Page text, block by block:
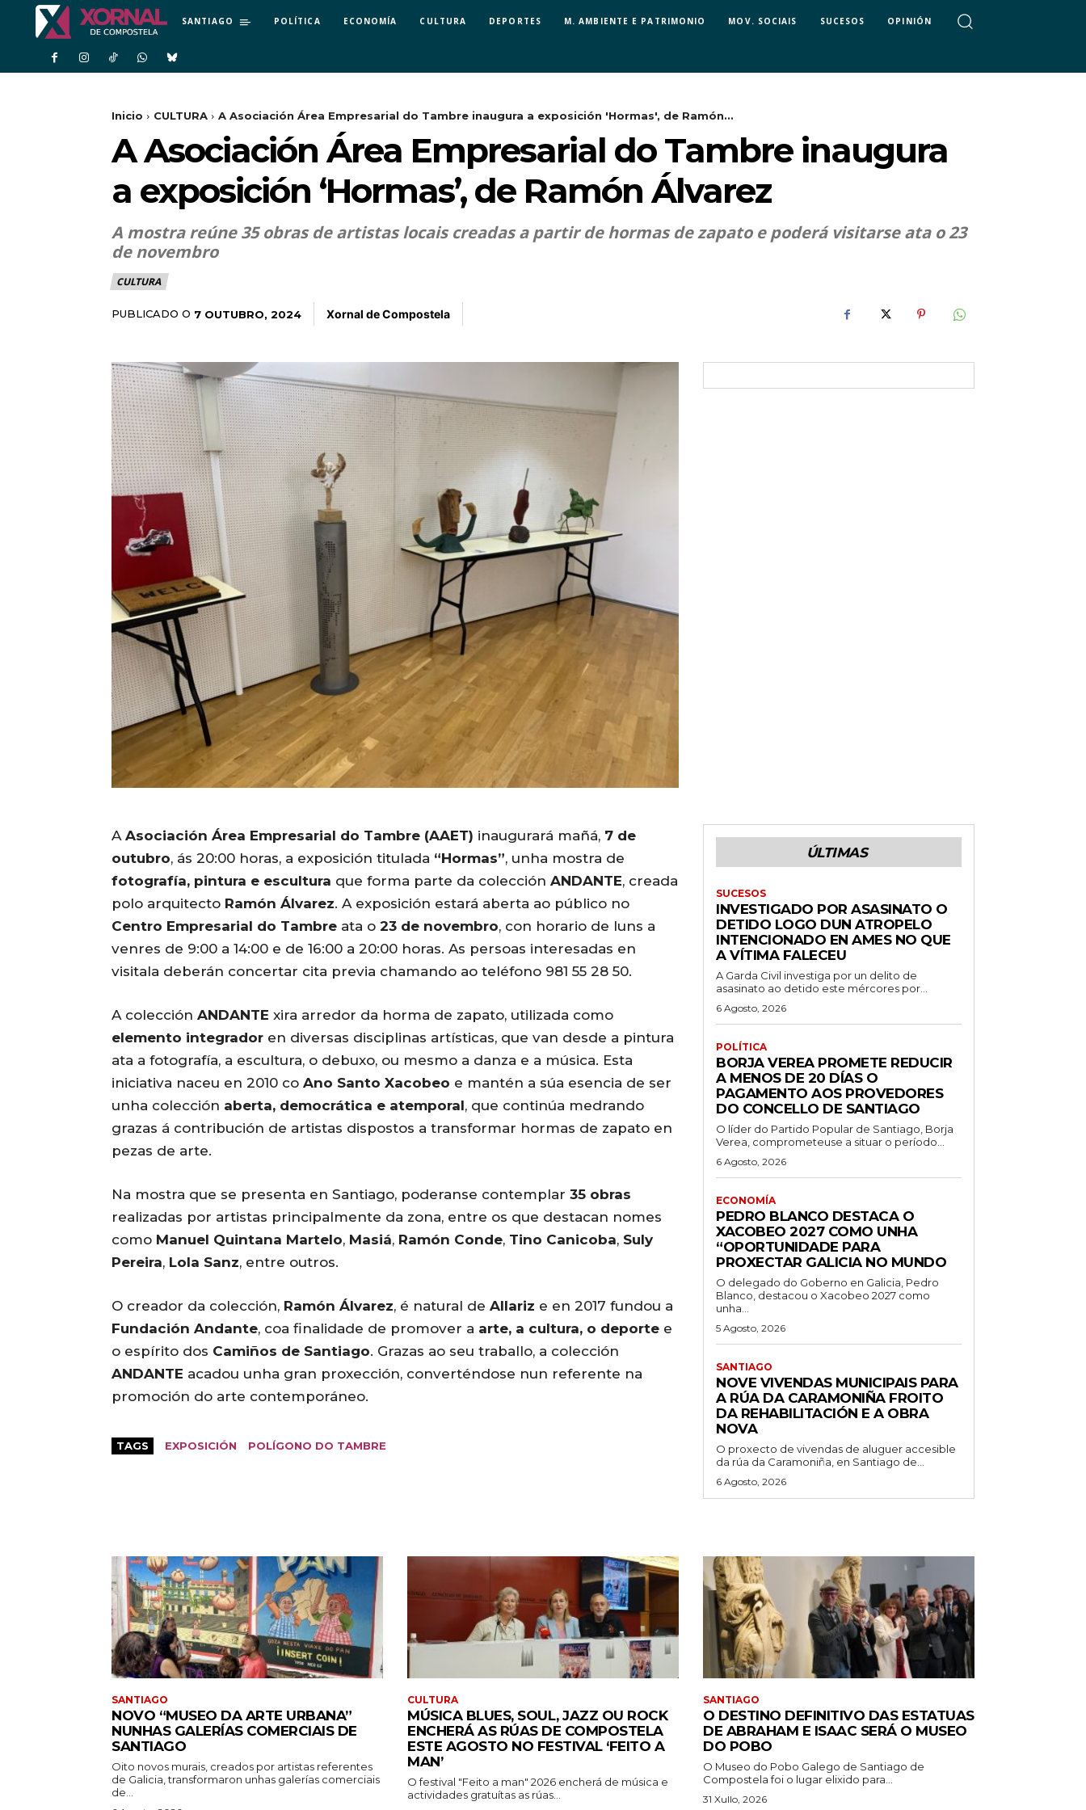
SANTIAGO POLÍTICA ECONOMÍA CULTURA DEPORTES M. AMBIENTE E PATRIMONIO MOV. SOCIAIS SUCESOS OPINIÓN
Inicio CULTURA A Asociación Área Empresarial do Tambre inaugura a exposición 'Hormas', de Ramón...
A Asociación Área Empresarial do Tambre inaugura
a exposición ‘Hormas’, de Ramón Álvarez
A mostra reúne 35 obras de artistas locais creadas a partir de hormas de zapato e poderá visitarse ata o 23
de novembro
CULTURA
PUBLICADO O 7 OUTUBRO, 2024 Xornal de Compostela
A Asociación Área Empresarial do Tambre (AAET) inaugurará mañá, 7 de
outubro, ás 20:00 horas, a exposición titulada “Hormas”, unha mostra de
fotografía, pintura e escultura que forma parte da colección ANDANTE, creada
polo arquitecto Ramón Álvarez. A exposición estará aberta ao público no
Centro Empresarial do Tambre ata o 23 de novembro, con horario de luns a
venres de 9:00 a 14:00 e de 16:00 a 20:00 horas. As persoas interesadas en
visitala deberán concertar cita previa chamando ao teléfono 981 55 28 50.
A colección ANDANTE xira arredor da horma de zapato, utilizada como
elemento integrador en diversas disciplinas artísticas, que van desde a pintura
ata a fotografía, a escultura, o debuxo, ou mesmo a danza e a música. Esta
iniciativa naceu en 2010 co Ano Santo Xacobeo e mantén a súa esencia de ser
unha colección aberta, democrática e atemporal, que continúa medrando
grazas á contribución de artistas dispostos a transformar hormas de zapato en
pezas de arte.
Na mostra que se presenta en Santiago, poderanse contemplar 35 obras
realizadas por artistas principalmente da zona, entre os que destacan nomes
como Manuel Quintana Martelo, Masiá, Ramón Conde, Tino Canicoba, Suly
Pereira, Lola Sanz, entre outros.
O creador da colección, Ramón Álvarez, é natural de Allariz e en 2017 fundou a
Fundación Andante, coa finalidade de promover a arte, a cultura, o deporte e
o espírito dos Camiños de Santiago. Grazas ao seu traballo, a colección
ANDANTE acadou unha gran proxección, converténdose nun referente na
promoción do arte contemporáneo.
TAGS EXPOSICIÓN POLÍGONO DO TAMBRE
ÚLTIMAS
SUCESOS
INVESTIGADO POR ASASINATO O
DETIDO LOGO DUN ATROPELO
INTENCIONADO EN AMES NO QUE
A VÍTIMA FALECEU
A Garda Civil investiga por un delito de
asasinato ao detido este mércores por...
6 Agosto, 2026
POLÍTICA
BORJA VEREA PROMETE REDUCIR
A MENOS DE 20 DÍAS O
PAGAMENTO AOS PROVEDORES
DO CONCELLO DE SANTIAGO
O líder do Partido Popular de Santiago, Borja
Verea, comprometeuse a situar o período...
6 Agosto, 2026
ECONOMÍA
PEDRO BLANCO DESTACA O
XACOBEO 2027 COMO UNHA
“OPORTUNIDADE PARA
PROXECTAR GALICIA NO MUNDO
O delegado do Goberno en Galicia, Pedro
Blanco, destacou o Xacobeo 2027 como
unha...
5 Agosto, 2026
SANTIAGO
NOVE VIVENDAS MUNICIPAIS PARA
A RÚA DA CARAMONIÑA FROITO
DA REHABILITACIÓN E A OBRA
NOVA
O proxecto de vivendas de aluguer accesible
da rúa da Caramoniña, en Santiago de...
6 Agosto, 2026
SANTIAGO
NOVO “MUSEO DA ARTE URBANA”
NUNHAS GALERÍAS COMERCIAIS DE
SANTIAGO
Oito novos murais, creados por artistas referentes
de Galicia, transformaron unhas galerías comerciais
de...
CULTURA
MÚSICA BLUES, SOUL, JAZZ OU ROCK
ENCHERÁ AS RÚAS DE COMPOSTELA
ESTE AGOSTO NO FESTIVAL ‘FEITO A
MAN’
O festival "Feito a man" 2026 encherá de música e
actividades gratuítas as rúas...
SANTIAGO
O DESTINO DEFINITIVO DAS ESTATUAS
DE ABRAHAM E ISAAC SERÁ O MUSEO
DO POBO
O Museo do Pobo Galego de Santiago de
Compostela foi o lugar elixido para...
31 Xullo, 2026